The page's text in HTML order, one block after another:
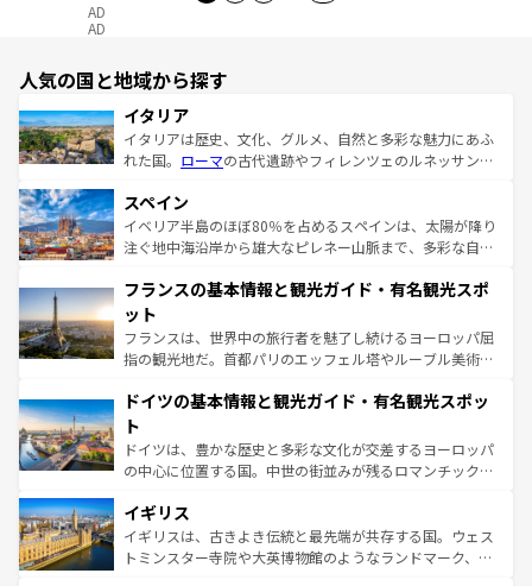
AD
AD
人気の国と地域から探す
イタリア
イタリアは歴史、文化、グルメ、自然と多彩な魅力にあふ
れた国。 ローマの古代遺跡やフィレンツェのルネッサンス
ろん、トスカーナの美しい田園風景やアマルフィ海岸の絶
景など、自然景観も見逃せない。観光の合間には、本場の
ピザやパスタなど、絶品のイタリア料理を堪能することも
ませてくれるイタリアで、忘れられない旅をしてみよう！
なお、新着のイタリア情報は
しい。
スペイン
イベリア半島のほぼ80％を占めるスペインは、太陽が降り
注ぐ地中海沿岸から雄大なピレネー山脈まで、多彩な自然
文化が根付くこの国では、情熱的なフラメンコ、熱気あふ
れる闘牛、そして美味しいタパスが生活の一部となってい
る。首都マドリードの洗練された雰囲気や、バルセロナの
アートに溢れた街角から、地方では古代ローマ遺跡や中世
せる。地方によって風土や気候が異なるスペインはその個
ンテンツ一覧 を参照してほしい。
フランスの基本情報と観光ガイド・有名観光スポ
ット
フランスは、世界中の旅行者を魅了し続けるヨーロッパ屈
指の観光地だ。首都パリのエッフェル塔やルーブル美術館
で、幅広い魅力が詰まっている。華麗な宮殿、歴史的な大
聖堂、美しいビーチ、そして豊かな自然が、訪れる者を心
から魅了する。また、フランスは美食の国としても知ら
れ、フランス料理はユネスコ無形文化遺産にも登録されて
香り高いラベンダー畑など、多彩な楽しみ方が可能だ。さ
らに、パリ以外の地域にも魅力が溢れており、どの街角に
も豊かな歴史と文化が息づいている。パリ以外の個性あふ
ドイツの基本情報と観光ガイド・有名観光スポッ
ト
ドイツは、豊かな歴史と多彩な文化が交差するヨーロッパ
の中心に位置する国。中世の街並みが残るロマンチック街
顔を持つこの国は、どこを歩いても飽きることがない。ベ
ルリンの文化的活気、バイエルン州のアルプスの絶景、そ
してライン川沿いのワイン畑といった風景は必見。ビール
イギリス
イギリスは、古きよき伝統と最先端が共存する国。ウェス
トミンスター寺院や大英博物館のようなランドマーク、歴